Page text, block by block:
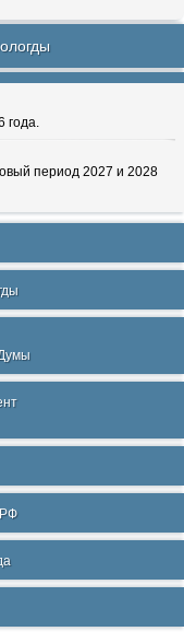
года.
период 2027 и 2028